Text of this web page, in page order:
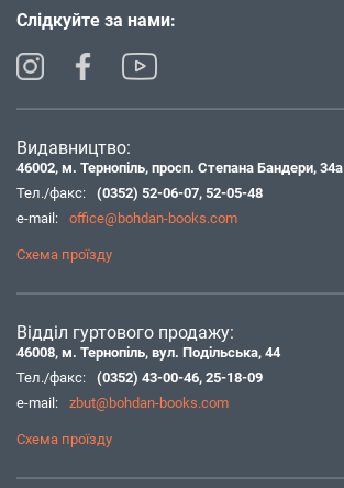
Слідкуйте за нами:
Видавництво:
46002, м. Тернопіль, просп. Степана Бандери, 34а
Тел./факс:
(0352) 52-06-07, 52-05-48
e-mail:
office@bohdan-books.com
Схема проїзду
Відділ гуртового продажу:
46008, м. Тернопіль, вул. Подільська, 44
Тел./факс:
(0352) 43-00-46, 25-18-09
e-mail:
zbut@bohdan-books.com
Схема проїзду